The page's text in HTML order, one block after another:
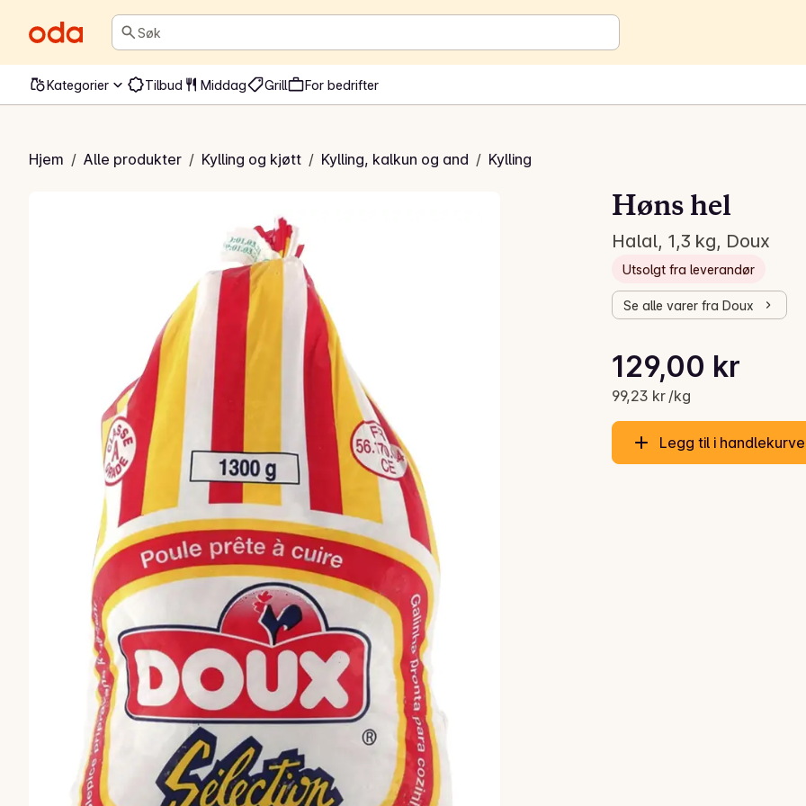
Søk
Kategorier Tilbud Middag Grill For bedrifter
Hjem / Alle produkter / Kylling og kjøtt / Kylling, kalkun og and / Kylling
Høns hel
Høns hel
Halal, 1,3 kg, Doux
Utsolgt fra leverandør
Se alle varer fra Doux
Gjeldende pris er: 129,00 kr
129,00 kr
99,23 kr /kg
Stykkpris: 99,23 kr /kg
Legg til i